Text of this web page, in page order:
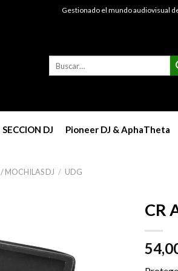
Gestionado el mundo audiovisual
SECCION DJ Pioneer DJ & AphaTheta
MOCHILAS DJ / UDG
CR